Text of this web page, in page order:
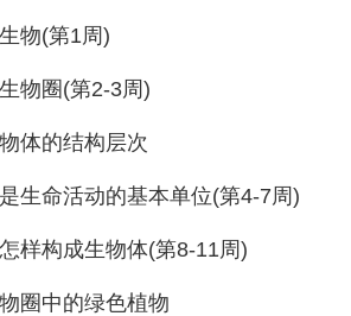
物(第1周)
物圈(第2-3周)
体的结构层次
生命活动的基本单位(第4-7周)
样构成生物体(第8-11周)
圈中的绿色植物